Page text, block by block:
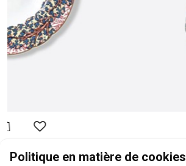
BERNARDAUD
Politique en matière de cookies